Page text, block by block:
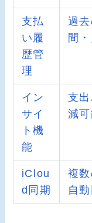
支払
い履
歴管
理
過
間
イン
サイ
ト機
能
支
減
iClou
d同期
複
自